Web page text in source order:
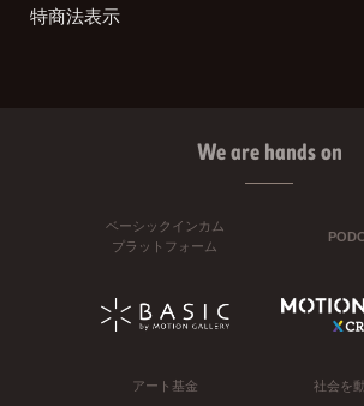
特商法表示
We are hands on
ベーシックインカム
プラットフォーム
アート基金 社会を